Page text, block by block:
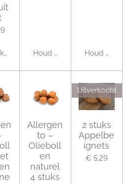
Houd mij op de hoogte
Houd mij op
Allergen
to –
Olieboll
en
naturel
4 stuks
Uitverkocht
2 stuks
Appelbe
ignets
€ 5,29